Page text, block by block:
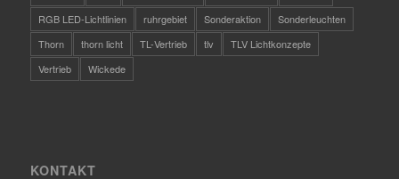
RGB LED-Lichtlinien
ruhrgebiet Sonderaktion
Sonderleuchten
Thorn
thorn licht TL-Vertrieb tlv
TLV Lichtkonzepte
Vertrieb
Wickede
KONTAKT